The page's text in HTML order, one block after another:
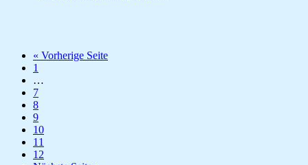
« Vorherige Seiteaufrufen
Seite
1
Zwischenseiten
…
Seite
7
Seite
8
Seite
9
Seite
10
Seite
11
Seite
12